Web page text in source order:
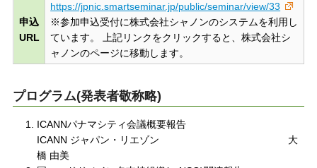
申込
URL
https://jpnic.smartseminar.jp/public/seminar/view/33
※参加申込受付に株式会社シャノンのシステムを利用し
ています。 上記リンクをクリックすると、株式会社シ
ャノンのページに移動します。
プログラム(発表者敬称略)
ICANNパナマシティ会議概要報告
ICANN ジャパン・リエゾン 大
橋 由美